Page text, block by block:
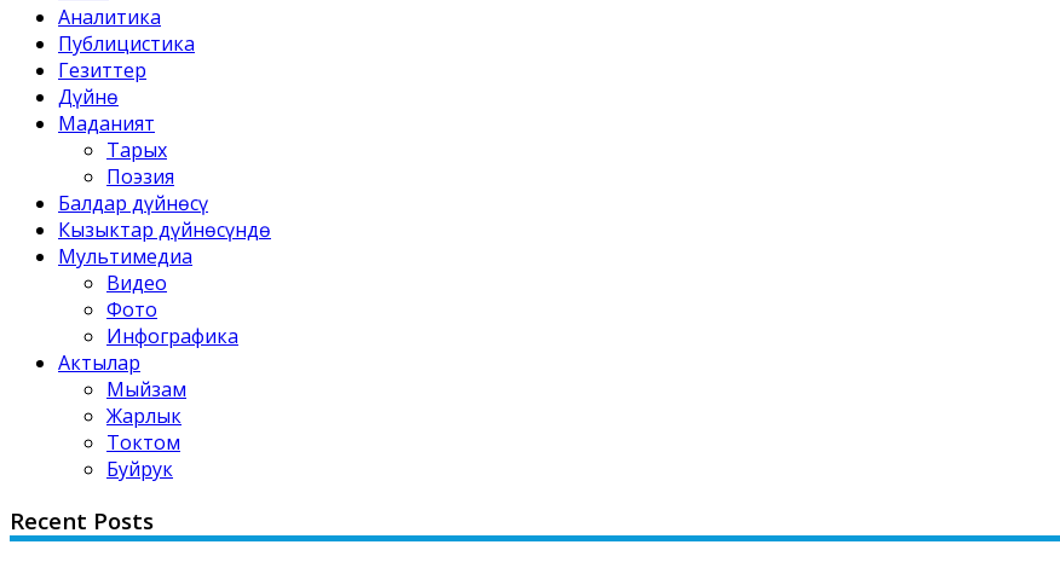
Аналитика
Публицистика
Гезиттер
Дүйнө
Маданият
Тарых
Поэзия
Балдар дүйнөсү
Кызыктар дүйнөсүндө
Мультимедиа
Видео
Фото
Инфографика
Актылар
Мыйзам
Жарлык
Токтом
Буйрук
Recent Posts